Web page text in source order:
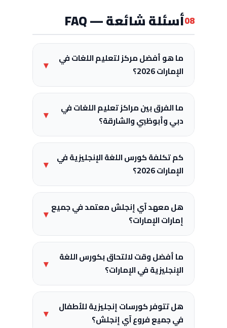
08أسئلة شائعة — FAQ
ما هو أفضل مركز لتعليم اللغات في
الإمارات 2026؟
▾
ما الفرق بين مراكز تعليم اللغات في
دبي وأبوظبي والشارقة؟
▾
كم تكلفة كورس اللغة الإنجليزية في
الإمارات 2026؟
▾
هل معهد آي إنجلش معتمد في جميع
إمارات الإمارات؟
▾
ما أفضل وقت لالتحاق بكورس اللغة
الإنجليزية في الإمارات؟
▾
هل تتوفر كورسات إنجليزية للأطفال
في جميع فروع آي إنجلش؟
▾